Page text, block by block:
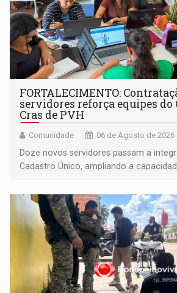
FORTALECIMENTO:
servidores reforça equipes do
Cras de PVH
Comunidade 06 de Agosto de 2026
Doze novos servidores passam a
Cadastro Único, ampliando a